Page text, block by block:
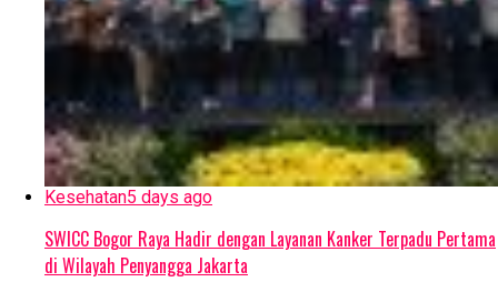
Kesehatan5 days ago
SWICC Bogor Raya Hadir dengan Layanan Kanker Terpadu Pertama
di Wilayah Penyangga Jakarta